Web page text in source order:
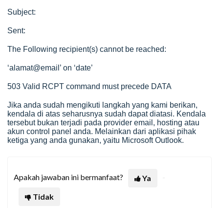
Subject:
Sent:
The Following recipient(s) cannot be reached:
‘alamat@email’ on ‘date’
503 Valid RCPT command must precede DATA
Jika anda sudah mengikuti langkah yang kami berikan,
kendala di atas seharusnya sudah dapat diatasi. Kendala
tersebut bukan terjadi pada provider email, hosting atau
akun control panel anda. Melainkan dari aplikasi pihak
ketiga yang anda gunakan, yaitu Microsoft Outlook.
Apakah jawaban ini bermanfaat?
Ya
Tidak